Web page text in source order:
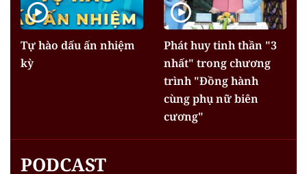
Tự hào dấu ấn nhiệm
kỳ
Phát huy tinh thần "3
nhất" trong chương
trình "Đồng hành
cùng phụ nữ biên
cương"
PODCAST